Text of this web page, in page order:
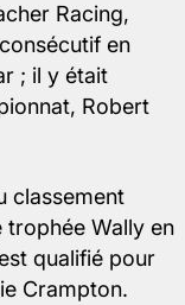
Racing,
en
; il y était
Robert
classement
Wally en
qualifié pour
Crampton.